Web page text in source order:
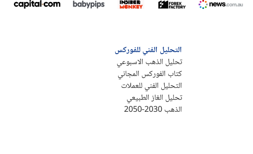
التحليل الفني للفوركس
تحليل الذهب الاسبوعي
كتاب الفوركس المجاني
التحليل الفني للعملات
تحليل الغاز الطبيعي
الذهب 2030-2050